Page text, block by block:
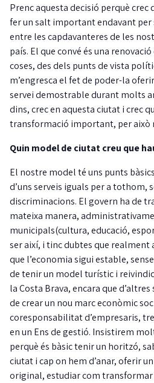
Prenc aquesta decisió perquè crec
fer un salt important endavant per
entre les capdavanteres de les
país. El que convé és una
coses, des dels punts de vista
m’engresca el fet de poder-la
servei demostrable durant molts
dins, crec en aquesta ciutat i crec
transformació important, per això
Quin model de ciutat creu que
El nostre model té uns punts
d’uns serveis iguals per a tothom,
discriminacions. El govern ha de
mateixa manera,
municipals(cultura, educació,
ser així, i tinc dubtes que realment
que l’economia sigui estable,
de tenir un model turístic i
la Costa Brava, encara que
de crear un nou marc econòmic
coresponsabilitat d’empresaris,
en un Ens de gestió. Insistirem
perquè és bàsic tenir un horitzó,
ciutat i cap on hem d’anar, oferir
original, estudiar com